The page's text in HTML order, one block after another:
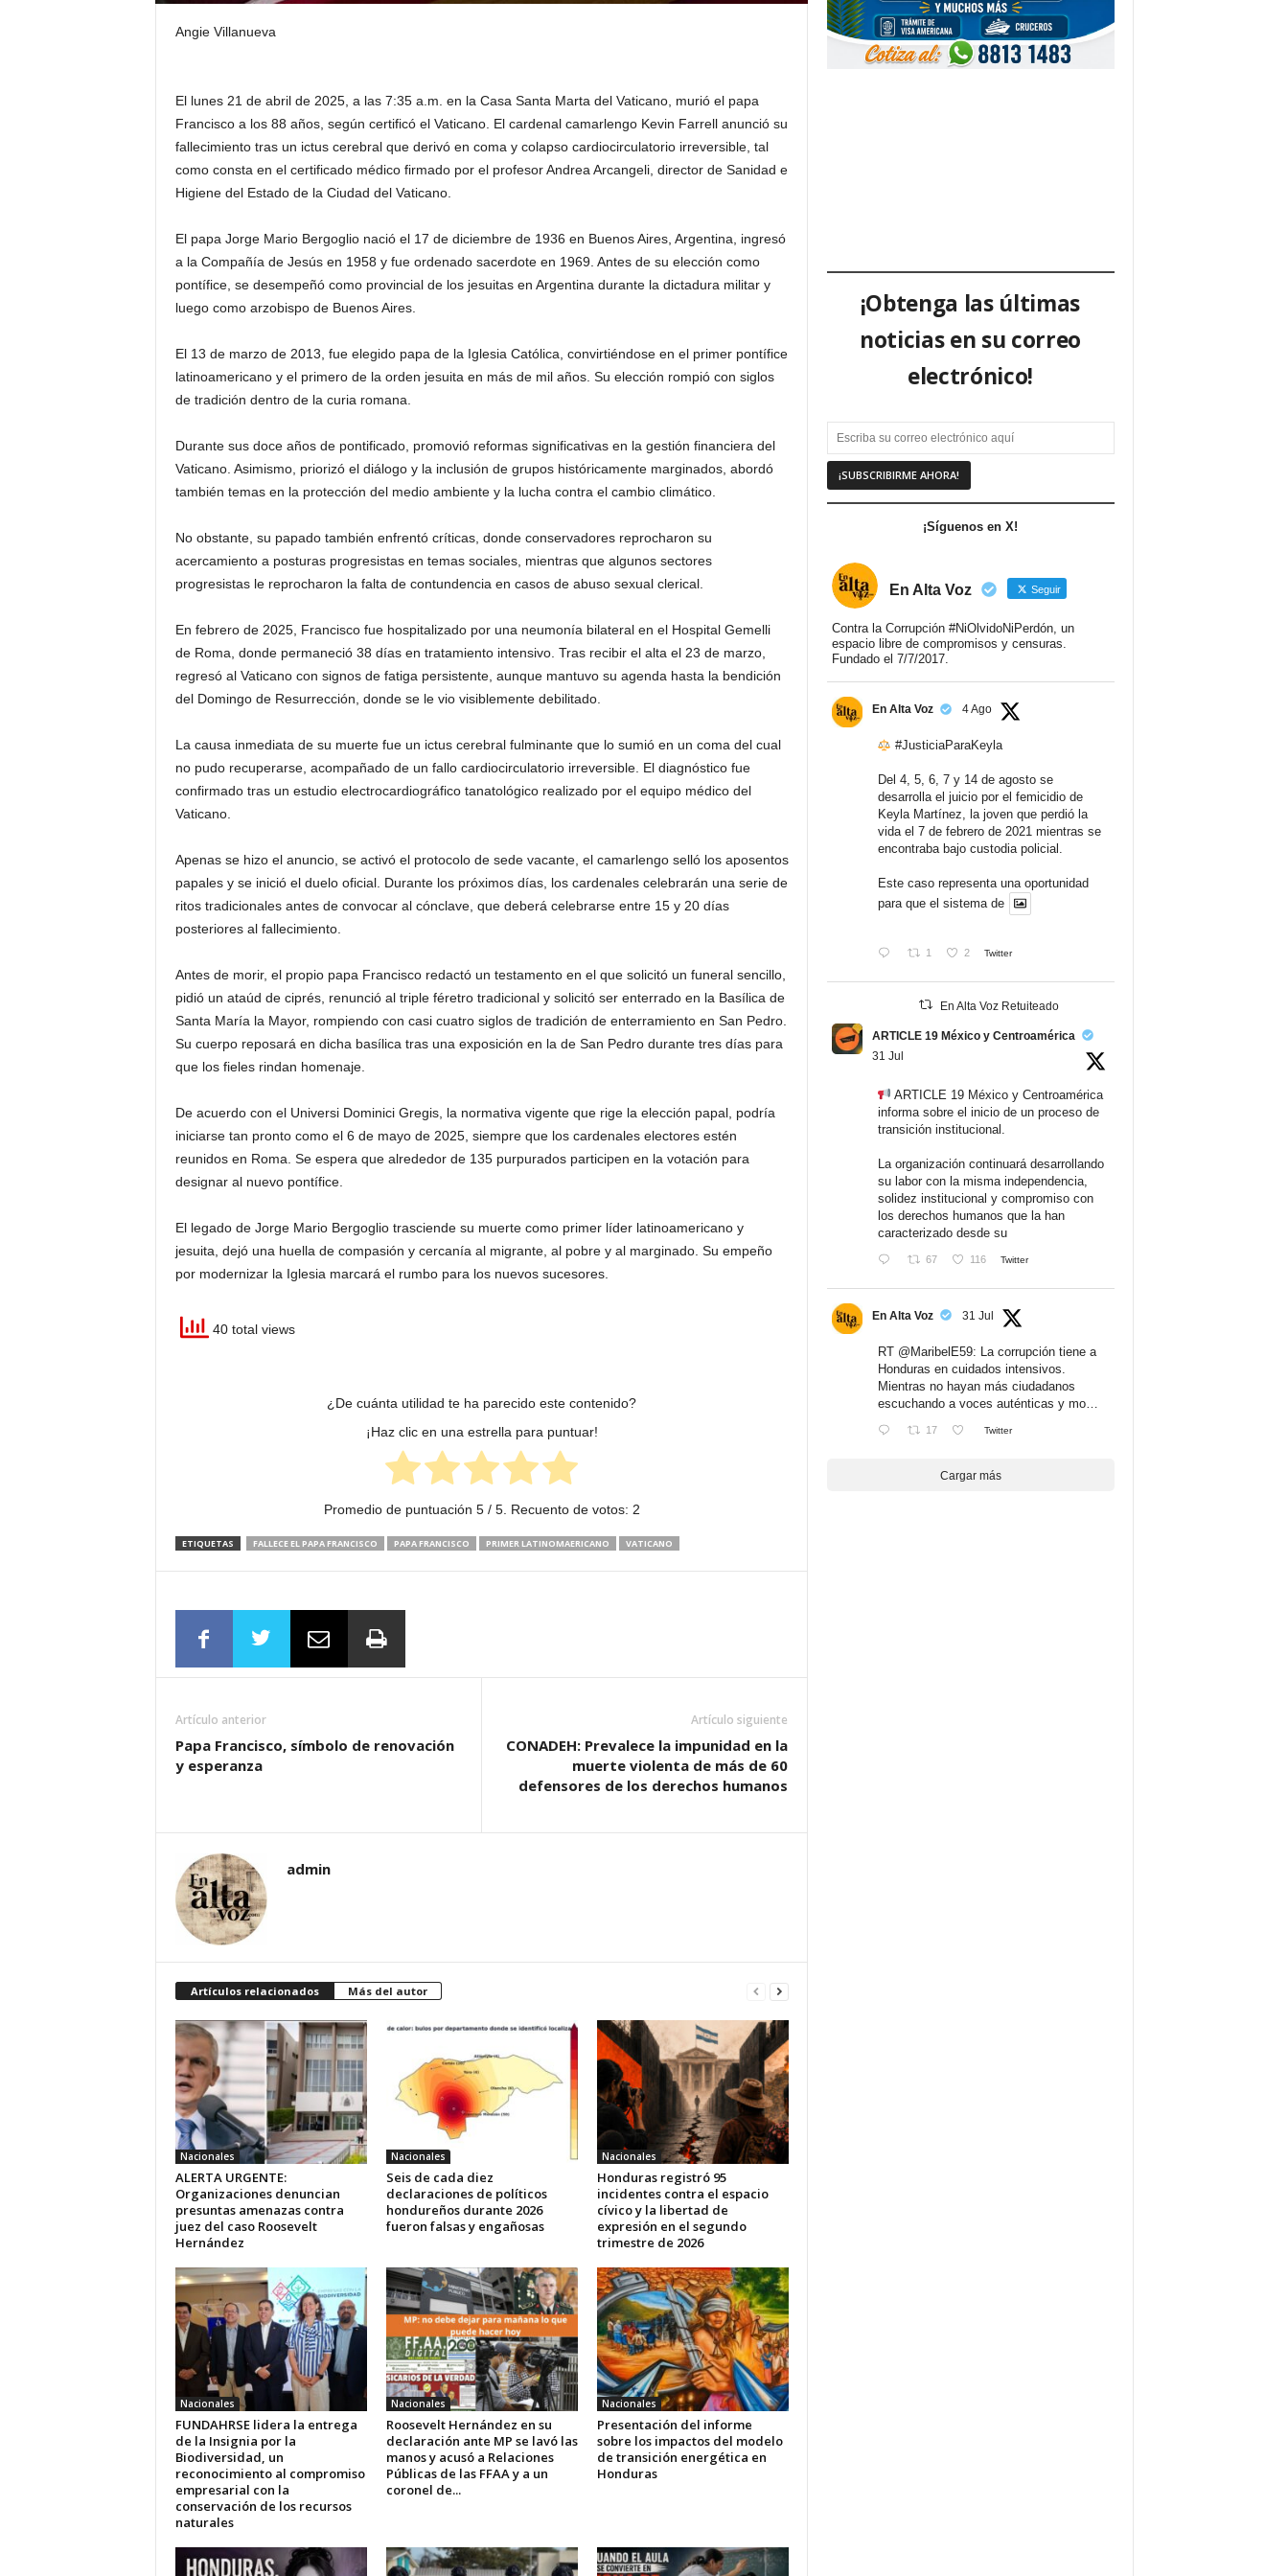
Angie Villanueva
El lunes 21 de abril de 2025, a las 7:35 a.m. en la Casa Santa Marta del Vaticano, murió el papa
Francisco a los 88 años, según certificó el Vaticano. El cardenal camarlengo Kevin Farrell anunció su
fallecimiento tras un ictus cerebral que derivó en coma y colapso cardiocirculatorio irreversible, tal
como consta en el certificado médico firmado por el profesor Andrea Arcangeli, director de Sanidad e
Higiene del Estado de la Ciudad del Vaticano.
El papa Jorge Mario Bergoglio nació el 17 de diciembre de 1936 en Buenos Aires, Argentina, ingresó
a la Compañía de Jesús en 1958 y fue ordenado sacerdote en 1969. Antes de su elección como
pontífice, se desempeñó como provincial de los jesuitas en Argentina durante la dictadura militar y
luego como arzobispo de Buenos Aires.
El 13 de marzo de 2013, fue elegido papa de la Iglesia Católica, convirtiéndose en el primer pontífice
latinoamericano y el primero de la orden jesuita en más de mil años. Su elección rompió con siglos
de tradición dentro de la curia romana.
Durante sus doce años de pontificado, promovió reformas significativas en la gestión financiera del
Vaticano. Asimismo, priorizó el diálogo y la inclusión de grupos históricamente marginados, abordó
también temas en la protección del medio ambiente y la lucha contra el cambio climático.
No obstante, su papado también enfrentó críticas, donde conservadores reprocharon su
acercamiento a posturas progresistas en temas sociales, mientras que algunos sectores
progresistas le reprocharon la falta de contundencia en casos de abuso sexual clerical.
En febrero de 2025, Francisco fue hospitalizado por una neumonía bilateral en el Hospital Gemelli
de Roma, donde permaneció 38 días en tratamiento intensivo. Tras recibir el alta el 23 de marzo,
regresó al Vaticano con signos de fatiga persistente, aunque mantuvo su agenda hasta la bendición
del Domingo de Resurrección, donde se le vio visiblemente debilitado.
La causa inmediata de su muerte fue un ictus cerebral fulminante que lo sumió en un coma del cual
no pudo recuperarse, acompañado de un fallo cardiocirculatorio irreversible. El diagnóstico fue
confirmado tras un estudio electrocardiográfico tanatológico realizado por el equipo médico del
Vaticano.
Apenas se hizo el anuncio, se activó el protocolo de sede vacante, el camarlengo selló los aposentos
papales y se inició el duelo oficial. Durante los próximos días, los cardenales celebrarán una serie de
ritos tradicionales antes de convocar al cónclave, que deberá celebrarse entre 15 y 20 días
posteriores al fallecimiento.
Antes de morir, el propio papa Francisco redactó un testamento en el que solicitó un funeral sencillo,
pidió un ataúd de ciprés, renunció al triple féretro tradicional y solicitó ser enterrado en la Basílica de
Santa María la Mayor, rompiendo con casi cuatro siglos de tradición de enterramiento en San Pedro.
Su cuerpo reposará en dicha basílica tras una exposición en la de San Pedro durante tres días para
que los fieles rindan homenaje.
De acuerdo con el Universi Dominici Gregis, la normativa vigente que rige la elección papal, podría
iniciarse tan pronto como el 6 de mayo de 2025, siempre que los cardenales electores estén
reunidos en Roma. Se espera que alrededor de 135 purpurados participen en la votación para
designar al nuevo pontífice.
El legado de Jorge Mario Bergoglio trasciende su muerte como primer líder latinoamericano y
jesuita, dejó una huella de compasión y cercanía al migrante, al pobre y al marginado. Su empeño
por modernizar la Iglesia marcará el rumbo para los nuevos sucesores.
40 total views
¿De cuánta utilidad te ha parecido este contenido?
¡Haz clic en una estrella para puntuar!
Promedio de puntuación 5/ 5. Recuento de votos: 2
ETIQUETAS FALLECE EL PAPA FRANCISCO PAPA FRANCISCO PRIMER LATINOMAERICANO VATICANO
Artículo anterior
Papa Francisco, símbolo de renovación
y esperanza
Artículo siguiente
CONADEH: Prevalece la impunidad en la
muerte violenta de más de 60
defensores de los derechos humanos
admin
Artículos relacionados Más del autor
Nacionales
ALERTA URGENTE:
Organizaciones denuncian
presuntas amenazas contra
juez del caso Roosevelt
Hernández
Nacionales
Seis de cada diez
declaraciones de políticos
hondureños durante 2026
fueron falsas y engañosas
Nacionales
Honduras registró 95
incidentes contra el espacio
cívico y la libertad de
expresión en el segundo
trimestre de 2026
Nacionales
FUNDAHRSE lidera la entrega
de la Insignia por la
Biodiversidad, un
reconocimiento al compromiso
empresarial con la
conservación de los recursos
naturales
Nacionales
Roosevelt Hernández en su
declaración ante MP se lavó las
manos y acusó a Relaciones
Públicas de las FFAA y a un
coronel de...
Nacionales
Presentación del informe
sobre los impactos del modelo
de transición energética en
Honduras
¡Obtenga las últimas
noticias en su correo
electrónico!
¡Síguenos en X!
En Alta Voz Seguir
Contra la Corrupción #NiOlvidoNiPerdón, un
espacio libre de compromisos y censuras.
Fundado el 7/7/2017.
En Alta Voz 4 Ago
#JusticiaParaKeyla
Del 4, 5, 6, 7 y 14 de agosto se
desarrolla el juicio por el femicidio de
Keyla Martínez, la joven que perdió la
vida el 7 de febrero de 2021 mientras se
encontraba bajo custodia policial.
Este caso representa una oportunidad
para que el sistema de
1 2 Twitter
En Alta Voz Retuiteado
ARTICLE 19 México y Centroamérica
31 Jul
ARTICLE 19 México y Centroamérica
informa sobre el inicio de un proceso de
transición institucional.
La organización continuará desarrollando
su labor con la misma independencia,
solidez institucional y compromiso con
los derechos humanos que la han
caracterizado desde su
67 116 Twitter
En Alta Voz 31 Jul
RT @MaribelE59: La corrupción tiene a
Honduras en cuidados intensivos.
Mientras no hayan más ciudadanos
escuchando a voces auténticas y mo…
17 Twitter
Cargar más